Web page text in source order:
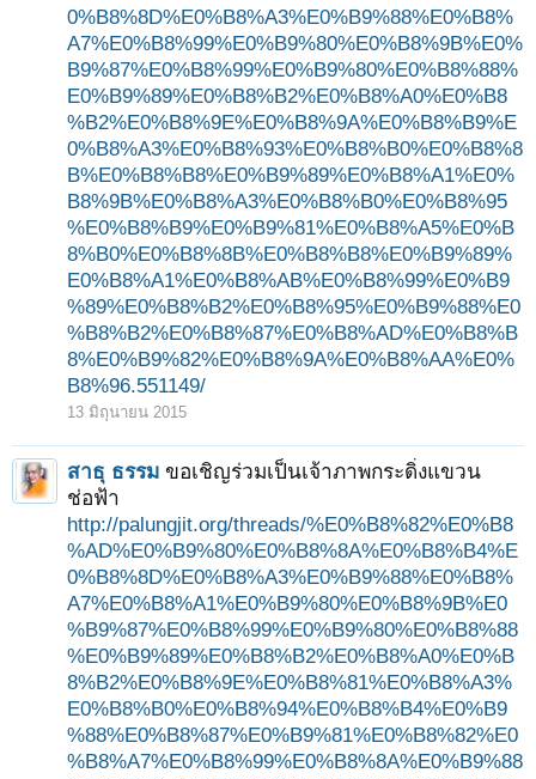
0%B8%8D%E0%B8%A3%E0%B9%88%E0%B8%
A7%E0%B8%99%E0%B9%80%E0%B8%9B%E0%
B9%87%E0%B8%99%E0%B9%80%E0%B8%88%
E0%B9%89%E0%B8%B2%E0%B8%A0%E0%B8
%B2%E0%B8%9E%E0%B8%9A%E0%B8%B9%E
0%B8%A3%E0%B8%93%E0%B8%B0%E0%B8%8
B%E0%B8%B8%E0%B9%89%E0%B8%A1%E0%
B8%9B%E0%B8%A3%E0%B8%B0%E0%B8%95
%E0%B8%B9%E0%B9%81%E0%B8%A5%E0%B
8%B0%E0%B8%8B%E0%B8%B8%E0%B9%89%
E0%B8%A1%E0%B8%AB%E0%B8%99%E0%B9
%89%E0%B8%B2%E0%B8%95%E0%B9%88%E0
%B8%B2%E0%B8%87%E0%B8%AD%E0%B8%B
8%E0%B9%82%E0%B8%9A%E0%B8%AA%E0%
B8%96.551149/
13 มิถุนายน 2015
สาธุ ธรรม ขอเชิญร่วมเป็นเจ้าภาพกระดิ่งแขวน
ช่อฟ้า
http://palungjit.org/threads/%E0%B8%82%E0%B8
%AD%E0%B9%80%E0%B8%8A%E0%B8%B4%E
0%B8%8D%E0%B8%A3%E0%B9%88%E0%B8%
A7%E0%B8%A1%E0%B9%80%E0%B8%9B%E0
%B9%87%E0%B8%99%E0%B9%80%E0%B8%88
%E0%B9%89%E0%B8%B2%E0%B8%A0%E0%B
8%B2%E0%B8%9E%E0%B8%81%E0%B8%A3%
E0%B8%B0%E0%B8%94%E0%B8%B4%E0%B9
%88%E0%B8%87%E0%B9%81%E0%B8%82%E0
%B8%A7%E0%B8%99%E0%B8%8A%E0%B9%88